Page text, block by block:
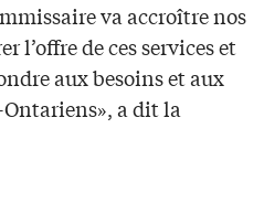
va accroître nos
l’offre de ces services et
aux besoins et aux
a dit la